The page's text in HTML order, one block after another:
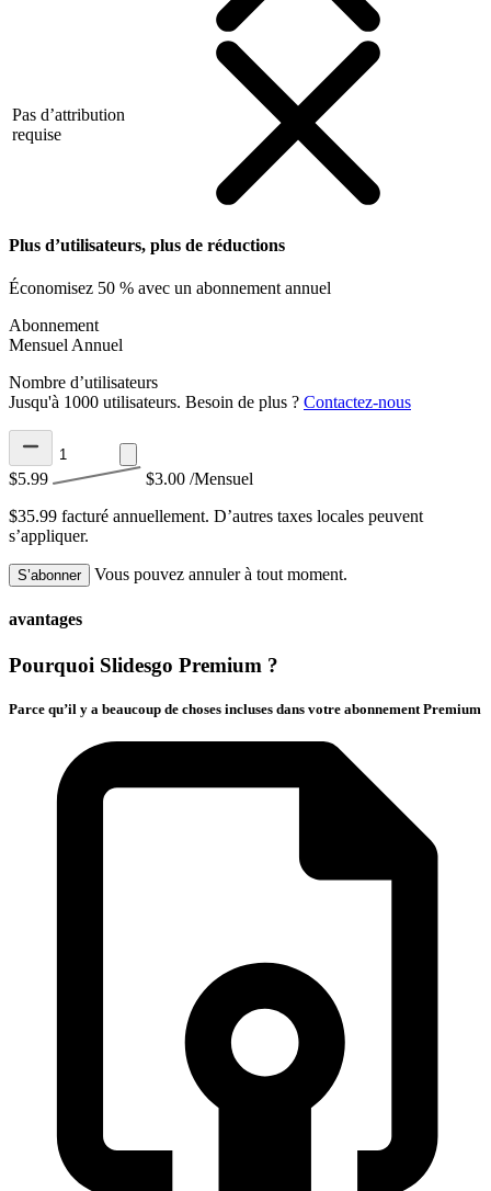
Pas d’attribution
requise
Plus d’utilisateurs, plus de réductions
Économisez 50 % avec un abonnement annuel
Abonnement
Mensuel Annuel
Nombre d’utilisateurs
Jusqu'à 1000 utilisateurs. Besoin de plus ? Contactez-nous
$5.99 $3.00 /Mensuel
$35.99 facturé annuellement. D’autres taxes locales peuvent
s’appliquer.
S’abonner Vous pouvez annuler à tout moment.
avantages
Pourquoi Slidesgo Premium ?
Parce qu’il y a beaucoup de choses incluses dans votre abonnement Premium